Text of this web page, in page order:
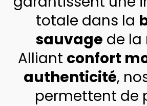
totale dans la
sauvage de la
Alliant confort
authenticité,
permettent de